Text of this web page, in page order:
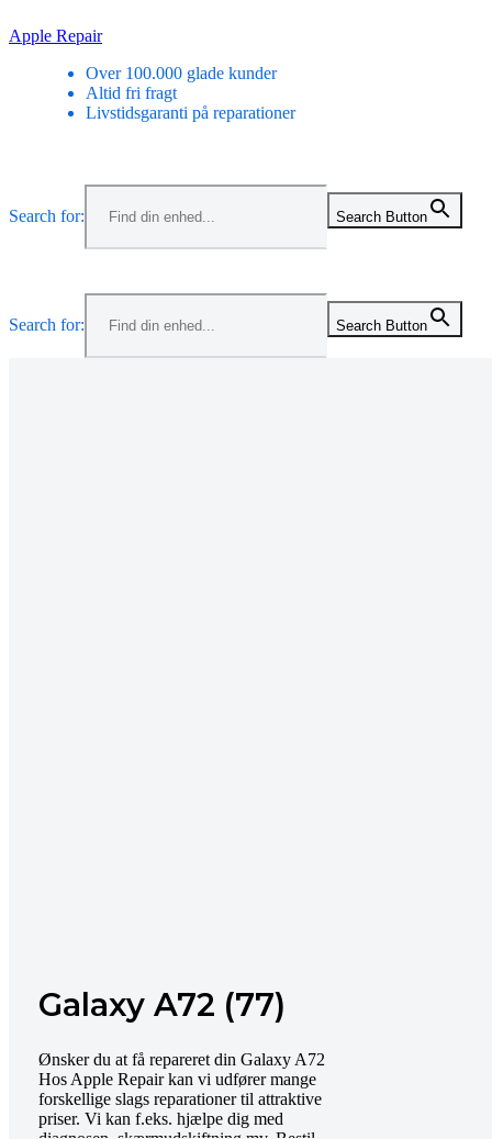
Skip
Apple Repair
Over 100.000 glade kunder
Altid fri fragt
Livstidsgaranti på reparationer
Search for: Search Button
Search for: Search Button
Galaxy A72 (77)
Ønsker du at få repareret din Galaxy A72
Hos Apple Repair kan vi udfører mange
forskellige slags reparationer til attraktive
priser. Vi kan f.eks. hjælpe dig med